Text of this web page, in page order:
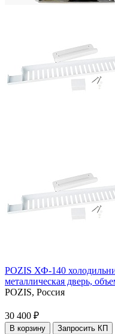
POZIS ХФ-140
металлическая дверь,
POZIS, Россия
30 400 ₽
В корзину Запросить КП